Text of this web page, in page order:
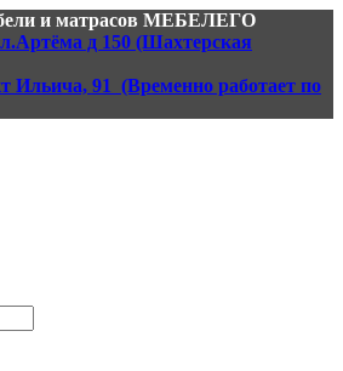
и матрасов МЕБЕЛЕГО
д 150 (Шахтерская
91 (Временно работает по